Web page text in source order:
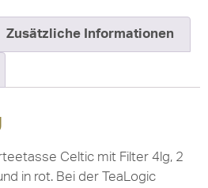
Zusätzliche Informationen
Celtic mit Filter 4lg, 2
in rot. Bei der TeaLogic